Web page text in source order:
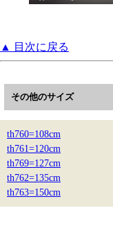
▲ 目次に戻る
その他のサイズ
th760=108cm
th761=120cm
th769=127cm
th762=135cm
th763=150cm